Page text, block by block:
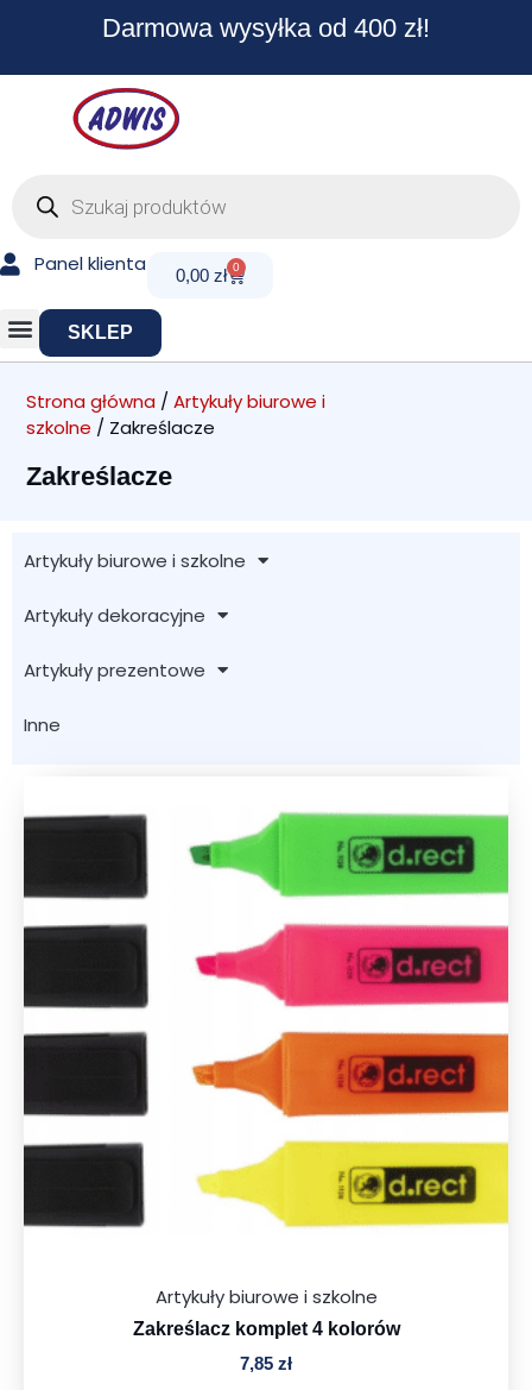
Darmowa wysyłka od 400 zł!
Panel klienta 0,00 zł 0
Cart
SKLEP
Strona główna /Artykuły biurowe i
szkolne / Zakreślacze
Zakreślacze
Artykuły biurowe i szkolne
Artykuły dekoracyjne
Artykuły prezentowe
Inne
Artykuły biurowe i szkolne
Zakreślacz komplet 4 kolorów
7,85 zł